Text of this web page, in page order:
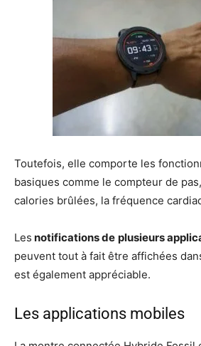
Toutefois, elle comporte les
basiques comme le compteur de
calories brûlées, la fréquence
Les notifications de plusieurs
peuvent tout à fait être affichées
est également appréciable.
Les applications mobiles